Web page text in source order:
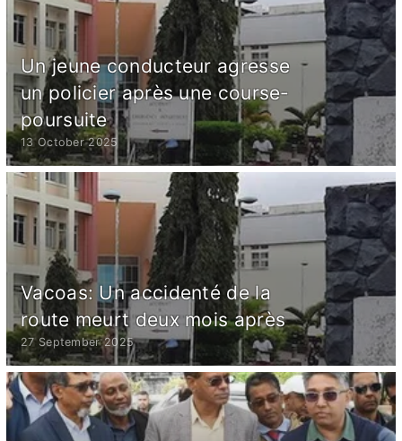
Un jeune conducteur agresse
un policier après une course-
poursuite
13 October 2025
Vacoas: Un accidenté de la
route meurt deux mois après
27 September 2025